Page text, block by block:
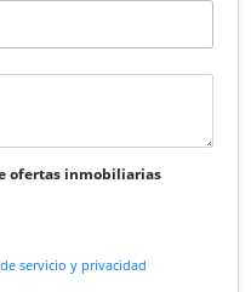
ofertas inmobiliarias
servicio y privacidad